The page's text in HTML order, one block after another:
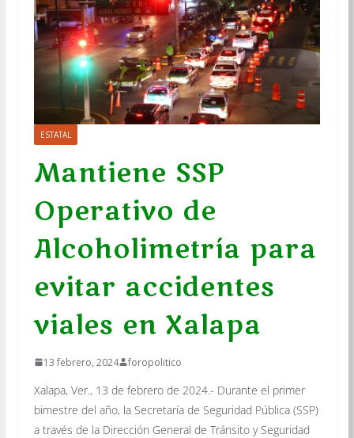
ESTATAL
Mantiene SSP
Operativo de
Alcoholimetría para
evitar accidentes
viales en Xalapa
13 febrero, 2024 foropolitico
Xalapa, Ver., 13 de febrero de 2024.- Durante el primer
bimestre del año, la Secretaría de Seguridad Pública (SSP)
a través de la Dirección General de Tránsito y Seguridad